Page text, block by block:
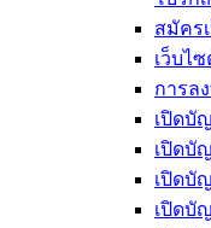
สมัคร
เว็บไซ
การล
เปิดบั
เปิดบั
เปิดบั
เปิดบั